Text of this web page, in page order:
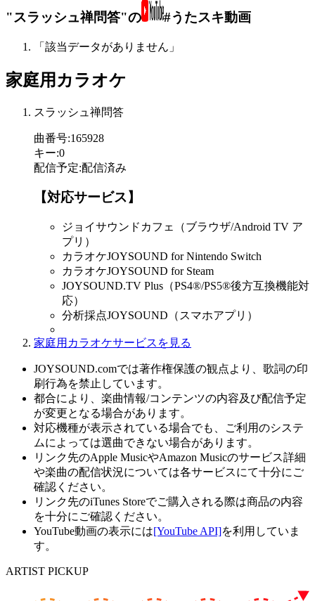
"スラッシュ禅問答"の #うたスキ動画
「該当データがありません」
家庭用カラオケ
スラッシュ禅問答
曲番号:165928
キー:0
配信予定:配信済み
【対応サービス】
ジョイサウンドカフェ（ブラウザ/Android TV ア
プリ）
カラオケJOYSOUND for Nintendo Switch
カラオケJOYSOUND for Steam
JOYSOUND.TV Plus（PS4®/PS5®後方互換機能対
応）
分析採点JOYSOUND（スマホアプリ）
家庭用カラオケサービスを見る
JOYSOUND.comでは著作権保護の観点より、歌詞の印
刷行為を禁止しています。
都合により、楽曲情報/コンテンツの内容及び配信予定
が変更となる場合があります。
対応機種が表示されている場合でも、ご利用のシステ
ムによっては選曲できない場合があります。
リンク先のApple MusicやAmazon Musicのサービス詳細
や楽曲の配信状況については各サービスにて十分にご
確認ください。
リンク先のiTunes Storeでご購入される際は商品の内容
を十分にご確認ください。
YouTube動画の表示には[YouTube API]を利用していま
す。
ARTIST PICKUP